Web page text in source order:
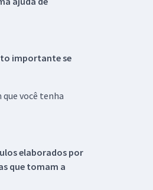
importante se
você tenha
elaborados por
que tomam a